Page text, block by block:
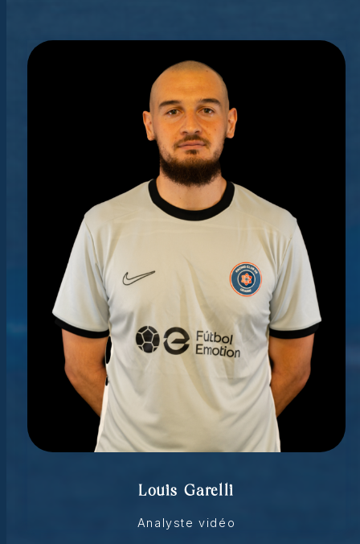
Louis Garelli
Analyste vidéo